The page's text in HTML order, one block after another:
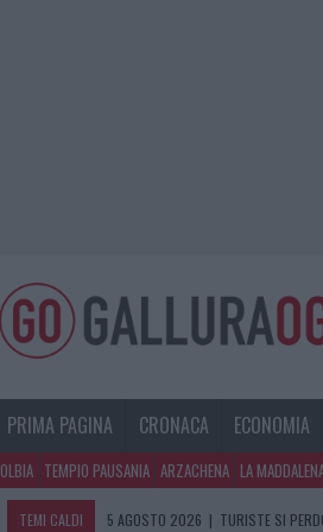
PRIMA PAGINA CRONACA ECONOMIA
OLBIA TEMPIO PAUSANIA ARZACHENA LA
TEMI CALDI 5 AGOSTO 2026 | TURISTE SI
5 AGOSTO 2026 | METEO OLBIA 6